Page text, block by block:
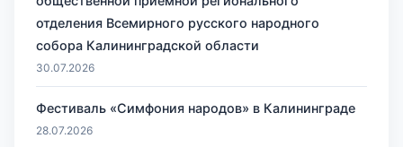
отделения Всемирного русского народного
собора Калининградской области
30.07.2026
Фестиваль «Симфония народов» в Калининграде
28.07.2026